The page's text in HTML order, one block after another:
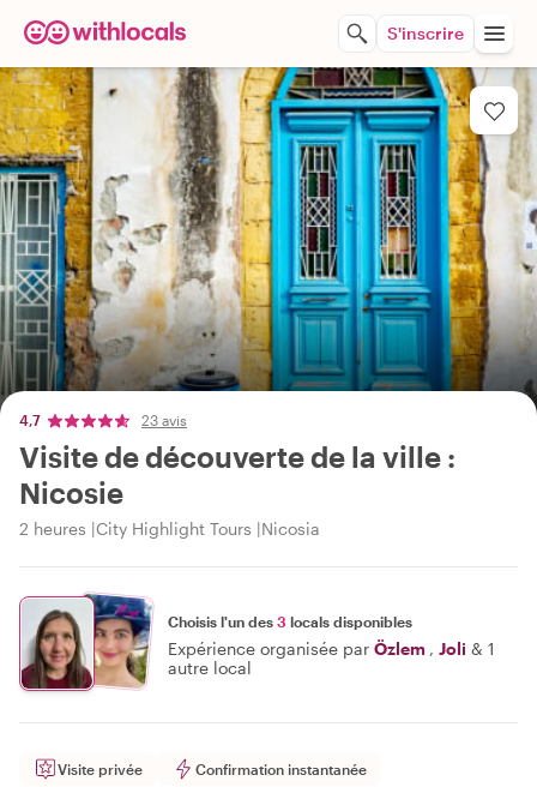
S'inscrire
4,7 23 avis
Visite de découverte de la ville :
Nicosie
2 heures City Highlight Tours Nicosia
Choisis l'un des 3 locals disponibles
Expérience organisée par Özlem , Joli & 1
autre local
Visite privée Confirmation instantanée